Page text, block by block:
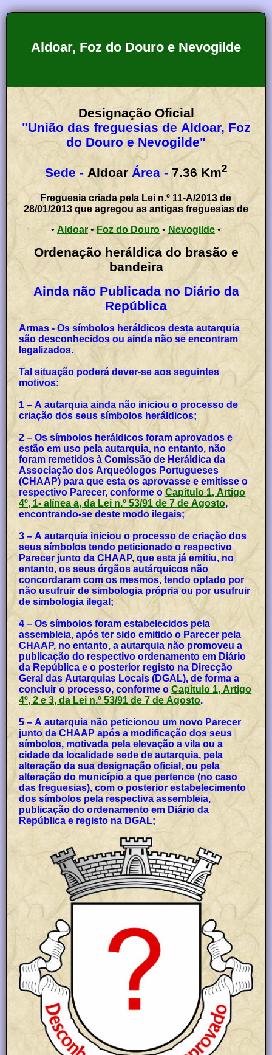
Aldoar, Foz do Douro e Nevogilde
Designação Oficial
"União das freguesias de Aldoar, Foz
do Douro e Nevogilde"
Sede - Aldoar Área - 7.36 Km2
Freguesia criada pela Lei n.º 11-A/2013 de
28/01/2013 que agregou as antigas freguesias de
• Aldoar• Foz do Douro• Nevogilde •
Ordenação heráldica do brasão e
bandeira
Ainda não Publicada no Diário da
República
Armas - Os símbolos heráldicos desta autarquia
são desconhecidos ou ainda não se encontram
legalizados.
Tal situação poderá dever-se aos seguintes
motivos:
1 – A autarquia ainda não iniciou o processo de
criação dos seus símbolos heráldicos;
2 – Os símbolos heráldicos foram aprovados e
estão em uso pela autarquia, no entanto, não
foram remetidos à Comissão de Heráldica da
Associação dos Arqueólogos Portugueses
(CHAAP) para que esta os aprovasse e emitisse o
respectivo Parecer, conforme oCapitulo 1, Artigo
4º, 1- alínea a, da Lei n.º 53/91 de 7 de Agosto,
encontrando-se deste modo ilegais;
3 – A autarquia iniciou o processo de criação dos
seus símbolos tendo peticionado o respectivo
Parecer junto da CHAAP, que esta já emitiu, no
entanto, os seus órgãos autárquicos não
concordaram com os mesmos, tendo optado por
não usufruir de simbologia própria ou por usufruir
de simbologia ilegal;
4 – Os símbolos foram estabelecidos pela
assembleia, após ter sido emitido o Parecer pela
CHAAP, no entanto, a autarquia não promoveu a
publicação do respectivo ordenamento em Diário
da República e o posterior registo na Direcção
Geral das Autarquias Locais (DGAL), de forma a
concluir o processo, conforme oCapitulo 1, Artigo
4º, 2 e 3, da Lei n.º 53/91 de 7 de Agosto.
5 – A autarquia não peticionou um novo Parecer
junto da CHAAP após a modificação dos seus
símbolos, motivada pela elevação a vila ou a
cidade da localidade sede de autarquia, pela
alteração da sua designação oficial, ou pela
alteração do município a que pertence (no caso
das freguesias), com o posterior estabelecimento
dos símbolos pela respectiva assembleia,
publicação do ordenamento em Diário da
República e registo na DGAL;